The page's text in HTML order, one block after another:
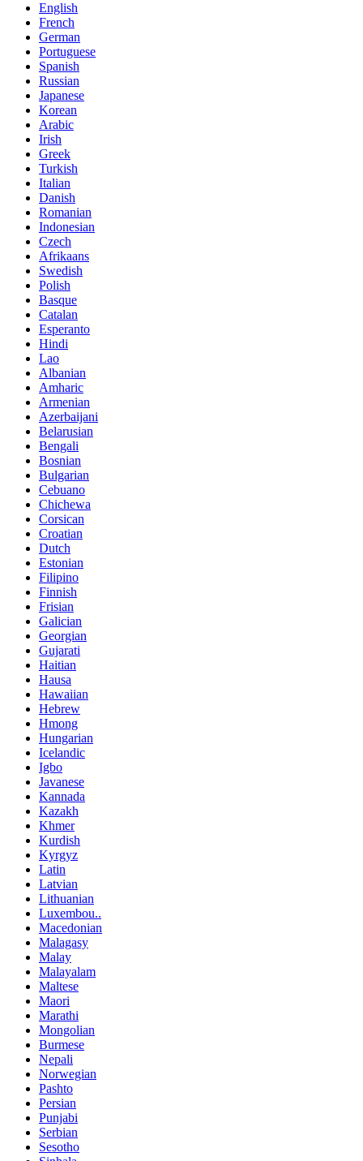
English
French
German
Portuguese
Spanish
Russian
Japanese
Korean
Arabic
Irish
Greek
Turkish
Italian
Danish
Romanian
Indonesian
Czech
Afrikaans
Swedish
Polish
Basque
Catalan
Esperanto
Hindi
Lao
Albanian
Amharic
Armenian
Azerbaijani
Belarusian
Bengali
Bosnian
Bulgarian
Cebuano
Chichewa
Corsican
Croatian
Dutch
Estonian
Filipino
Finnish
Frisian
Galician
Georgian
Gujarati
Haitian
Hausa
Hawaiian
Hebrew
Hmong
Hungarian
Icelandic
Igbo
Javanese
Kannada
Kazakh
Khmer
Kurdish
Kyrgyz
Latin
Latvian
Lithuanian
Luxembou..
Macedonian
Malagasy
Malay
Malayalam
Maltese
Maori
Marathi
Mongolian
Burmese
Nepali
Norwegian
Pashto
Persian
Punjabi
Serbian
Sesotho